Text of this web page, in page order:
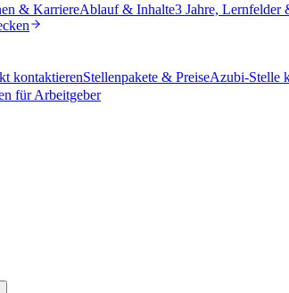
& KarriereAblauf & Inhalte3 Jahre, Lernfelder
kontaktierenStellenpakete & PreiseAzubi-Stelle
für Arbeitgeber